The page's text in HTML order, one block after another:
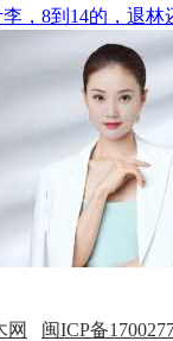
，8到14的，退
网 闽ICP备